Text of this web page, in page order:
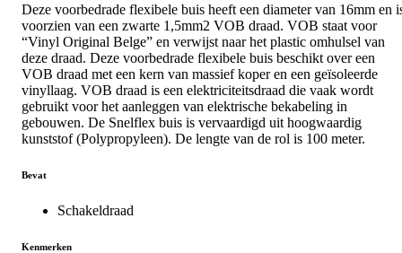
Deze voorbedrade flexibele buis heeft een diameter van 16mm en
voorzien van een zwarte 1,5mm2 VOB draad. VOB staat voor
“Vinyl Original Belge” en verwijst naar het plastic omhulsel van
deze draad. Deze voorbedrade flexibele buis beschikt over een
VOB draad met een kern van massief koper en een geïsoleerde
vinyllaag. VOB draad is een elektriciteitsdraad die vaak wordt
gebruikt voor het aanleggen van elektrische bekabeling in
gebouwen. De Snelflex buis is vervaardigd uit hoogwaardig
kunststof (Polypropyleen). De lengte van de rol is 100 meter.
Bevat
Schakeldraad
Kenmerken